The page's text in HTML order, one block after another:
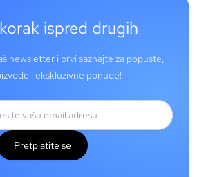
ispred drugih
newsletter i prvi saznajte za popuste,
i ekskluzivne ponude!
Pretplatite se